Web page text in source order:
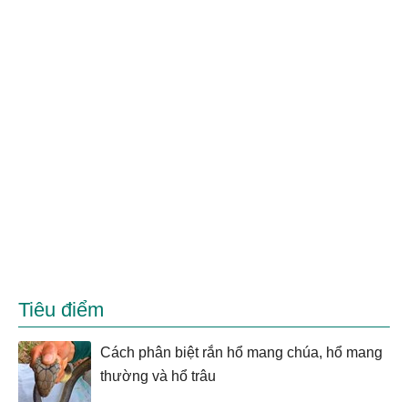
Tiêu điểm
Cách phân biệt rắn hổ mang chúa, hổ mang
thường và hổ trâu